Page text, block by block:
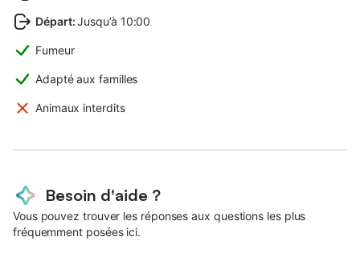
Départ:Jusqu’à 10:00
Fumeur
Adapté aux familles
Animaux interdits
Besoin d'aide ?
Vous pouvez trouver les réponses aux questions les plus
fréquemment posées ici.